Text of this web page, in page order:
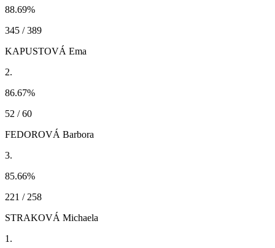
88.69%
345 / 389
KAPUSTOVÁ Ema
2.
86.67%
52 / 60
FEDOROVÁ Barbora
3.
85.66%
221 / 258
STRAKOVÁ Michaela
1.